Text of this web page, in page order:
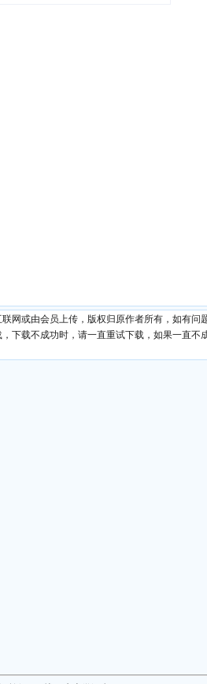
网或由会员上传，版权归原作者所有，如有问
下载不成功时，请一直重试下载，如果一直不